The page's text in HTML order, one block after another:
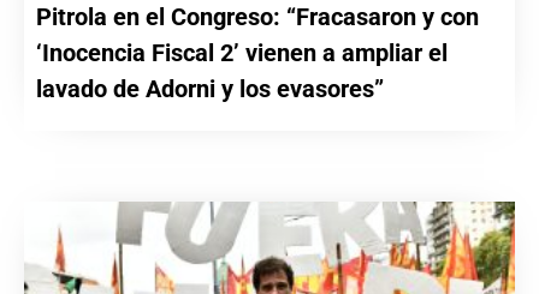
Pitrola en el Congreso: “Fracasaron y con
‘Inocencia Fiscal 2’ vienen a ampliar el
lavado de Adorni y los evasores”